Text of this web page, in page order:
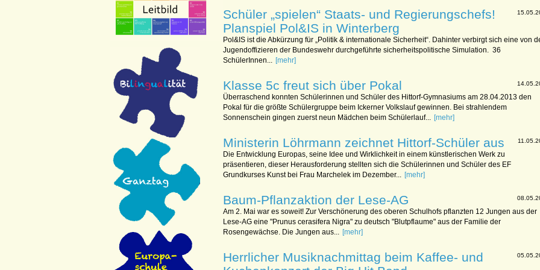
Schüler „spielen“ Staats- und Regierungschefs!
Planspiel Pol&IS in Winterberg
Pol&IS ist die Abkürzung für „Politik & internationale Sicherheit“. Dahinter verbirgt sich eine von
Jugendoffizieren der Bundeswehr durchgeführte sicherheitspolitische Simulation. 36
SchülerInnen... [mehr]
Klasse 5c freut sich über Pokal
Überraschend konnten Schülerinnen und Schüler des Hittorf-Gymnasiums am 28.04.2013 den
Pokal für die größte Schülergruppe beim Ickerner Volkslauf gewinnen. Bei strahlendem
Sonnenschein gingen zuerst neun Mädchen beim Schülerlauf... [mehr]
Ministerin Löhrmann zeichnet Hittorf-Schüler aus
Die Entwicklung Europas, seine Idee und Wirklichkeit in einem künstlerischen Werk zu
präsentieren, dieser Herausforderung stellten sich die Schülerinnen und Schüler des EF
Grundkurses Kunst bei Frau Marchelek im Dezember... [mehr]
Baum-Pflanzaktion der Lese-AG
Am 2. Mai war es soweit! Zur Verschönerung des oberen Schulhofs pflanzten 12 Jungen aus der
Lese-AG eine "Prunus cerasifera Nigra" zu deutsch "Blutpflaume" aus der Familie der
Rosengewächse. Die Jungen aus... [mehr]
Herrlicher Musiknachmittag beim Kaffee- und